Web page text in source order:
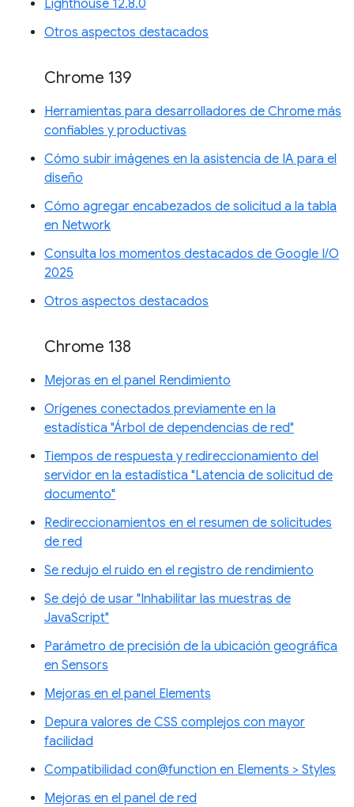
Lighthouse 12.8.0
Otros aspectos destacados
Chrome 139
Herramientas para desarrolladores de Chrome más
confiables y productivas
Cómo subir imágenes en la asistencia de IA para el
diseño
Cómo agregar encabezados de solicitud a la tabla
en Network
Consulta los momentos destacados de Google I/O
2025
Otros aspectos destacados
Chrome 138
Mejoras en el panel Rendimiento
Orígenes conectados previamente en la
estadística "Árbol de dependencias de red"
Tiempos de respuesta y redireccionamiento del
servidor en la estadística "Latencia de solicitud de
documento"
Redireccionamientos en el resumen de solicitudes
de red
Se redujo el ruido en el registro de rendimiento
Se dejó de usar "Inhabilitar las muestras de
JavaScript"
Parámetro de precisión de la ubicación geográfica
en Sensors
Mejoras en el panel Elements
Depura valores de CSS complejos con mayor
facilidad
Compatibilidad con@function en Elements > Styles
Mejoras en el panel de red